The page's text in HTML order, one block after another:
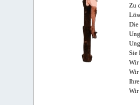
Zu
Die
Sie
Wir
Wir
Wir